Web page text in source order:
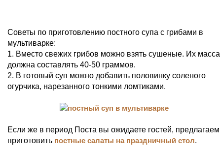
Советы по приготовлению постного супа с грибами в
мультиварке:
1. Вместо свежих грибов можно взять сушеные. Их масса
должна составлять 40-50 граммов.
2. В готовый суп можно добавить половинку соленого
огурчика, нарезанного тонкими ломтиками.
Если же в период Поста вы ожидаете гостей, предлагаем
приготовить постные салаты на праздничный стол.